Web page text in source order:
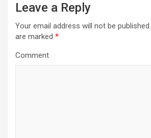
Leave a Reply
Your email address will not be published.
are marked *
Comment